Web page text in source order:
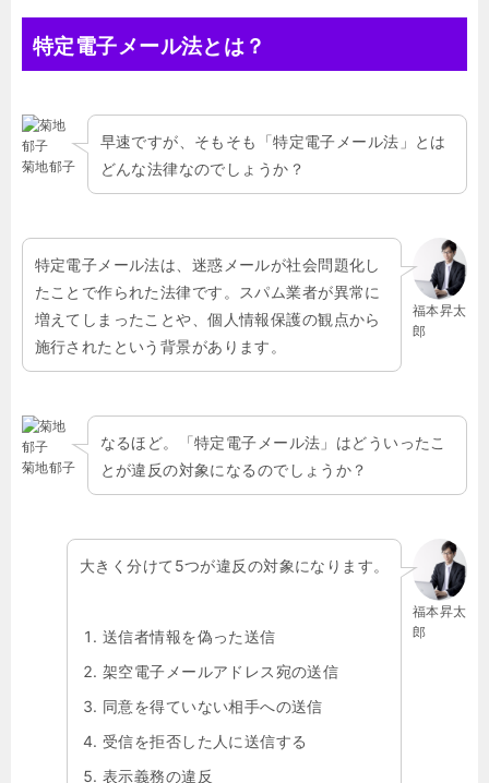
特定電子メール法とは？
菊地郁子
早速ですが、そもそも「特定電子メール法」とは
どんな法律なのでしょうか？
福本昇太
郎
特定電子メール法は、迷惑メールが社会問題化し
たことで作られた法律です。スパム業者が異常に
増えてしまったことや、個人情報保護の観点から
施行されたという背景があります。
菊地郁子
なるほど。「特定電子メール法」はどういったこ
とが違反の対象になるのでしょうか？
福本昇太
郎
大きく分けて 5つが違反の対象になります。
送信者情報を偽った送信
架空電子メールアドレス宛の送信
同意を得ていない相手への送信
受信を拒否した人に送信する
表示義務の違反